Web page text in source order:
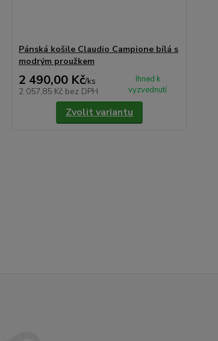
Pánská košile Claudio Campione bílá s
modrým proužkem
2 490,00 Kč/ks
2 057,85 Kč bez DPH
Ihned k
vyzvednutí
Zvolit variantu